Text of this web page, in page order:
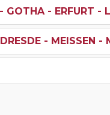
GOTHA - ERFURT -
- MEISSEN -